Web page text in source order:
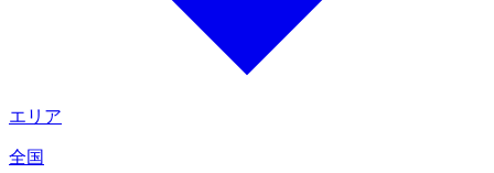
エリア
全国